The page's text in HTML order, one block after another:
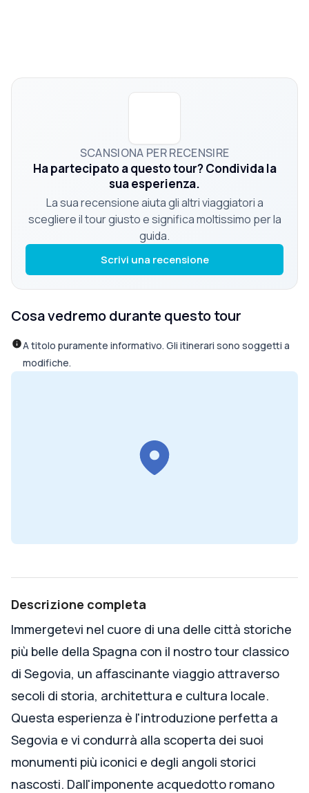
SCANSIONA PER RECENSIRE
Ha partecipato a questo tour? Condivida la
sua esperienza.
La sua recensione aiuta gli altri viaggiatori a
scegliere il tour giusto e significa moltissimo per la
guida.
Scrivi una recensione
Cosa vedremo durante questo tour
A titolo puramente informativo. Gli itinerari sono soggetti a
modifiche.
Descrizione completa
Immergetevi nel cuore di una delle città storiche
più belle della Spagna con il nostro tour classico
di Segovia, un affascinante viaggio attraverso
secoli di storia, architettura e cultura locale.
Questa esperienza è l'introduzione perfetta a
Segovia e vi condurrà alla scoperta dei suoi
monumenti più iconici e degli angoli storici
nascosti. Dall'imponente acquedotto romano